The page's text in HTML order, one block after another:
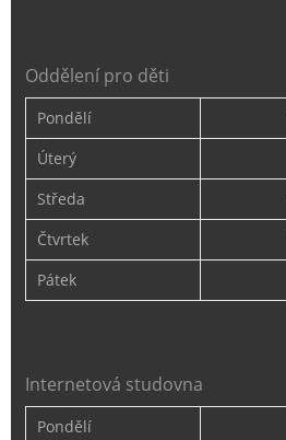
Oddělení pro děti
Pondělí
Úterý
Středa
Čtvrtek
Pátek
Internetová studovna
Pondělí